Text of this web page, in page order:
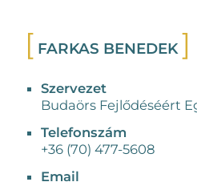
FARKAS BENEDEK
Szervezet
Budaörs Fejlődéséért
Telefonszám
+36 (70) 477-5608
Email